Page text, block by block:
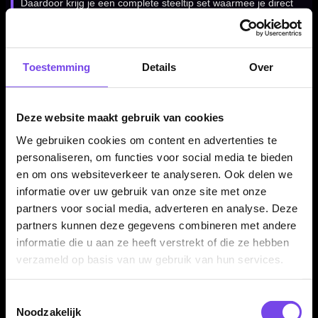
Toestemming Details Over
Deze website maakt gebruik van cookies
We gebruiken cookies om content en advertenties te
personaliseren, om functies voor social media te bieden
en om ons websiteverkeer te analyseren. Ook delen we
informatie over uw gebruik van onze site met onze
partners voor social media, adverteren en analyse. Deze
partners kunnen deze gegevens combineren met andere
informatie die u aan ze heeft verstrekt of die ze hebben
verzameld op basis van uw gebruik van hun services.
Noodzakelijk
Daardoor krijg je een complete steeltip set waarmee je direct
kunt spelen en jouw setup later verder kunt afstemmen op je
De Legend Darts Revolution Series B15 90% dartpijlen zijn
verkrijgbaar in 23 en 25 gram. Daarmee kun je kiezen tussen
twee populaire steeltip gewichten binnen dezelfde B15
barrelstijl.
Compleet geleverd als set van 3 dartpijlen